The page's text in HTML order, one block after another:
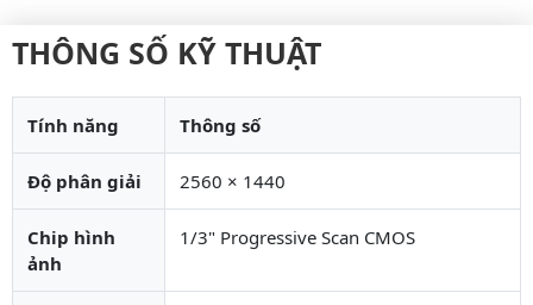
THÔNG SỐ KỸ THUẬT
Tính năng Thông số
Độ phân giải 2560 × 1440
Chip hình
ảnh
1/3" Progressive Scan CMOS